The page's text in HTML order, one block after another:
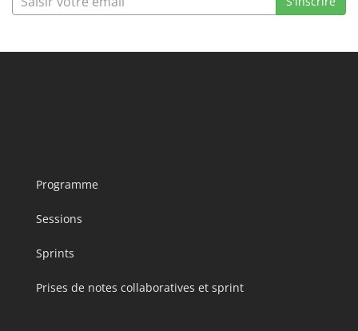
Programme
Sessions
Sprints
Prises de notes collaboratives et sprint